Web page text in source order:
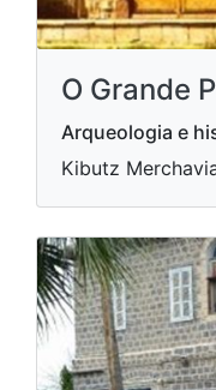
O Grande
Arqueologia e
Kibutz